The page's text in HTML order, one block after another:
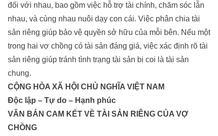
đối với nhau, bao gồm việc hỗ trợ tài chính, chăm sóc lẫn
nhau, và cùng nhau nuôi dạy con cái. Việc phân chia tài
sản riêng giúp bảo vệ quyền sở hữu của mỗi bên. Nếu một
trong hai vợ chồng có tài sản đáng giá, việc xác định rõ tài
sản riêng giúp tránh tình trạng tài sản bị coi là tài sản
chung.
CỘNG HÒA XÃ HỘI CHỦ NGHĨA VIỆT NAM
Độc lập – Tự do – Hạnh phúc
VĂN BẢN CAM KẾT VỀ TÀI SẢN RIÊNG CỦA VỢ
CHỒNG